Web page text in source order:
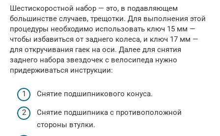
Шестискоростной набор — это, в подавляющем
большинстве случаев, трещотки. Для выполнения этой
процедуры необходимо использовать ключ 15 мм —
чтобы избавиться от заднего колеса, и ключ 17 мм —
для откручивания гаек на оси. Далее для снятия
заднего набора звездочек с велосипеда нужно
придерживаться инструкции:
Снятие подшипникового конуса.
Снятие подшипника с противоположной
стороны втулки.